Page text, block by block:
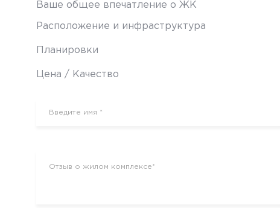
Ваше общее впечатление о ЖК
Расположение и инфраструктура
Планировки
Цена / Качество